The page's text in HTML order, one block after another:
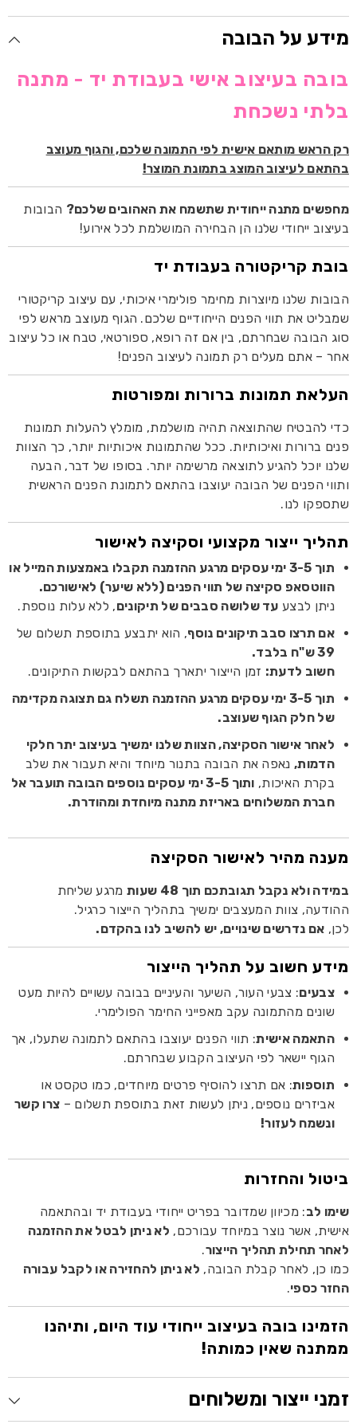
מידע על הבובה
בובה בעיצוב אישי בעבודת יד - מתנה
בלתי נשכחת
רק הראש מותאם אישית לפי התמונה שלכם, והגוף מעוצב
בהתאם לעיצוב המוצג בתמונת המוצר!
מחפשים מתנה ייחודית שתשמח את האהובים שלכם? הבובות
בעיצוב ייחודי שלנו הן הבחירה המושלמת לכל אירוע!
בובת קריקטורה בעבודת יד
הבובות שלנו מיוצרות מחימר פולימרי איכותי, עם עיצוב קריקטורי
שמבליט את תווי הפנים הייחודיים שלכם. הגוף מעוצב מראש לפי
סוג הבובה שבחרתם, בין אם זה רופא, ספורטאי, טבח או כל עיצוב
אחר – אתם מעלים רק תמונה לעיצוב הפנים!
העלאת תמונות ברורות ומפורטות
כדי להבטיח שהתוצאה תהיה מושלמת, מומלץ להעלות תמונות
פנים ברורות ואיכותיות. ככל שהתמונות איכותיות יותר, כך הצוות
שלנו יוכל להגיע לתוצאה מרשימה יותר. בסופו של דבר, הבעה
ותווי הפנים של הבובה יעוצבו בהתאם לתמונת הפנים הראשית
שתספקו לנו.
תהליך ייצור מקצועי וסקיצה לאישור
תוך 3-5 ימי עסקים מרגע ההזמנה תקבלו באמצעות המייל או
הווטסאפ סקיצה של תווי הפנים (ללא שיער) לאישורכם.
ניתן לבצע עד שלושה סבבים של תיקונים, ללא עלות נוספת.
אם תרצו סבב תיקונים נוסף, הוא יתבצע בתוספת תשלום של
39 ש"ח בלבד.
חשוב לדעת: זמן הייצור יתארך בהתאם לבקשות התיקונים.
תוך 3-5 ימי עסקים מרגע ההזמנה תשלח גם תצוגה מקדימה
של חלק הגוף שעוצב.
לאחר אישור הסקיצה, הצוות שלנו ימשיך בעיצוב יתר חלקי
הדמות,נאפה את הבובה בתנור מיוחד והיא תעבור את שלב
בקרת האיכות,
ותוך 3-5 ימי עסקים נוספים הבובה תועבר אל
חברת המשלוחים באריזת מתנה מיוחדת ומהודרת.
מענה מהיר לאישור הסקיצה
במידה ולא נקבל תגובתכם תוך 48 שעות
מרגע שליחת
ההודעה, צוות המעצבים ימשיך בתהליך הייצור כרגיל.
לכן, אם נדרשים שינויים, יש להשיב לנו בהקדם.
מידע חשוב על תהליך הייצור
צבעים: צבעי העור, השיער והעיניים בבובה עשויים להיות מעט
שונים מהתמונה עקב מאפייני החימר הפולימרי.
התאמה אישית: תווי הפנים יעוצבו בהתאם לתמונה שתעלו, אך
הגוף יישאר לפי העיצוב הקבוע שבחרתם.
תוספות: אם תרצו להוסיף פרטים מיוחדים, כמו טקסט או
אביזרים נוספים, ניתן לעשות זאת בתוספת תשלום – צרו קשר
ונשמח לעזור!
ביטול והחזרות
שימו לב: מכיוון שמדובר בפריט ייחודי בעבודת יד ובהתאמה
אישית, אשר נוצר במיוחד עבורכם, לא ניתן לבטל את ההזמנה
לאחר תחילת תהליך הייצור.
כמו כן, לאחר קבלת הבובה, לא ניתן להחזירה או לקבל עבורה
החזר כספי.
הזמינו בובה בעיצוב ייחודי עוד היום, ותיהנו
ממתנה שאין כמותה!
זמני ייצור ומשלוחים